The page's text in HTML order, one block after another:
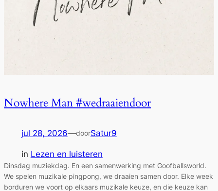
Nowhere Man #wedraaiendoor
jul 28, 2026—doorSatur9
in Lezen en luisteren
Dinsdag muziekdag. En een samenwerking met Goofballsworld.
We spelen muzikale pingpong, we draaien samen door. Elke week
borduren we voort op elkaars muzikale keuze, en die keuze kan